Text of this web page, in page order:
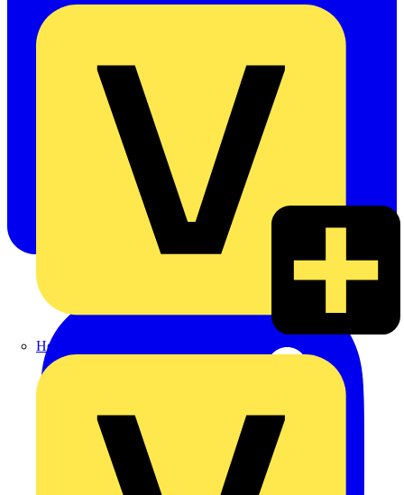
Heinrich Häusler GmbH